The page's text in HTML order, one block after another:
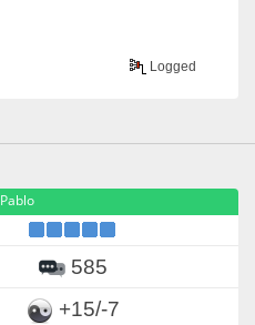
Logged
Pablo
585
+15/-7